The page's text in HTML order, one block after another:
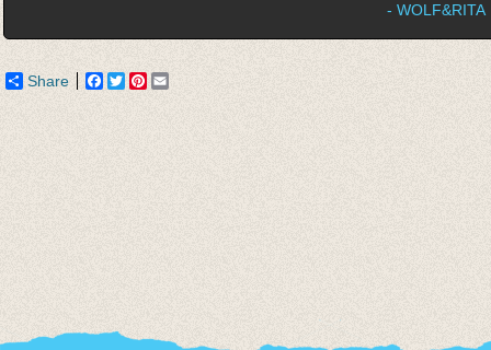
- WOLF&RITA
Share Facebook
TwitterPinterest